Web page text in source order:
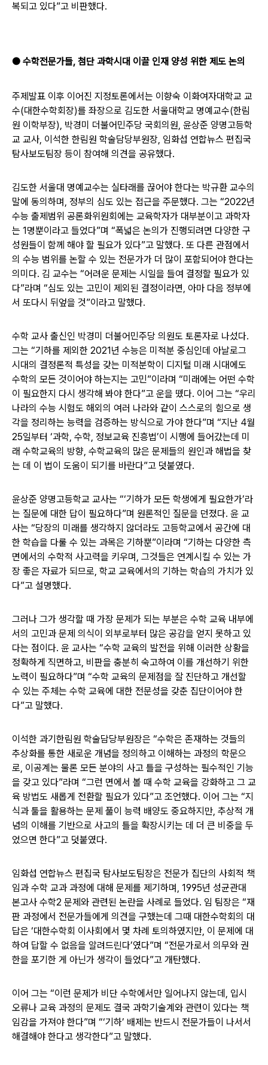
복되고 있다”고 비판했다.
● 수학전문가들, 첨단 과학시대 이끌 인재 양성 위한 제도 논의
주제발표 이후 이어진 지정토론에서는 이향숙 이화여자대학교 교
수(대한수학회장)를 좌장으로 김도한 서울대학교 명예교수(한림
원 이학부장), 박경미 더불어민주당 국회의원, 윤상준 양명고등학
교 교사, 이석한 한림원 학술담당부원장, 임화섭 연합뉴스 편집국
탐사보도팀장 등이 참여해 의견을 공유했다.
김도한 서울대 명예교수는 실타래를 끊어야 한다는 박규환 교수의
말에 동의하며, 정부의 심도 있는 접근을 주문했다. 그는 “2022년
수능 출제범위 공론화위원회에는 교육학자가 대부분이고 과학자
는 1명뿐이라고 들었다”며 “폭넓은 논의가 진행되려면 다양한 구
성원들이 함께 해야 할 필요가 있다”고 말했다. 또 다른 관점에서
의 수능 범위를 논할 수 있는 전문가가 더 많이 포함되어야 한다는
의미다. 김 교수는 “어려운 문제는 시일을 들여 결정할 필요가 있
다”라며 “심도 있는 고민이 제외된 결정이라면, 아마 다음 정부에
서 또다시 뒤엎을 것”이라고 말했다.
수학 교사 출신인 박경미 더불어민주당 의원도 토론자로 나섰다.
그는 “기하를 제외한 2021년 수능은 미적분 중심인데 아날로그
시대의 결정론적 특성을 갖는 미적분학이 디지털 미래 시대에도
수학의 모든 것이어야 하는지는 고민”이라며 “미래에는 어떤 수학
이 필요한지 다시 생각해 봐야 한다”고 운을 뗐다. 이어 그는 “우리
나라의 수능 시험도 해외의 여러 나라와 같이 스스로의 힘으로 생
각을 정리하는 능력을 검증하는 방식으로 가야 한다”며 “지난 4월
25일부터 ‘과학, 수학, 정보교육 진흥법’이 시행에 들어갔는데 미
래 수학교육의 방향, 수학교육의 많은 문제들의 원인과 해법을 찾
는 데 이 법이 도움이 되기를 바란다”고 덧붙였다.
윤상준 양명고등학교 교사는 “‘기하가 모든 학생에게 필요한가’라
는 질문에 대한 답이 필요하다”며 원론적인 질문을 던졌다. 윤 교
사는 “당장의 미래를 생각하지 않더라도 고등학교에서 공간에 대
한 학습을 다룰 수 있는 과목은 기하뿐”이라며 “기하는 다양한 측
면에서의 수학적 사고력을 키우며, 그것들은 연계시킬 수 있는 가
장 좋은 자료가 되므로, 학교 교육에서의 기하는 학습의 가치가 있
다”고 설명했다.
그러나 그가 생각할 때 가장 문제가 되는 부분은 수학 교육 내부에
서의 고민과 문제 의식이 외부로부터 많은 공감을 얻지 못하고 있
다는 점이다. 윤 교사는 “수학 교육의 발전을 위해 이러한 상황을
정확하게 직면하고, 비판을 충분히 숙고하여 이를 개선하기 위한
노력이 필요하다”며 “수학 교육의 문제점을 잘 진단하고 개선할
수 있는 주체는 수학 교육에 대한 전문성을 갖춘 집단이어야 한
다”고 말했다.
이석한 과기한림원 학술담당부원장은 “수학은 존재하는 것들의
추상화를 통한 새로운 개념을 정의하고 이해하는 과정의 학문으
로, 이공계는 물론 모든 분야의 사고 틀을 구성하는 필수적인 기능
을 갖고 있다”라며 “그런 면에서 볼 때 수학 교육을 강화하고 그 교
육 방법도 새롭게 전환할 필요가 있다”고 조언했다. 이어 그는 “지
식과 툴을 활용하는 문제 풀이 능력 배양도 중요하지만, 추상적 개
념의 이해를 기반으로 사고의 틀을 확장시키는 데 더 큰 비중을 두
었으면 한다”고 덧붙였다.
임화섭 연합뉴스 편집국 탐사보도팀장은 전문가 집단의 사회적 책
임과 수학 교과 과정에 대해 문제를 제기하며, 1995년 성균관대
본고사 수학2 문제와 관련된 논란을 사례로 들었다. 임 팀장은 “재
판 과정에서 전문가들에게 의견을 구했는데 그때 대한수학회의 대
답은 ‘대한수학회 이사회에서 몇 차례 토의하였지만, 이 문제에 대
하여 답할 수 없음을 알려드린다’였다”며 “전문가로서 의무와 권
한을 포기한 게 아닌가 생각이 들었다”고 개탄했다.
이어 그는 “이런 문제가 비단 수학에서만 일어나지 않는데, 입시
오류나 교육 과정의 문제도 결국 과학기술계와 관련이 있다는 책
임감을 가져야 한다”며 “‘기하’ 배제는 반드시 전문가들이 나서서
해결해야 한다고 생각한다”고 말했다.